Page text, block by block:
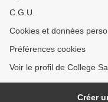
C.G.U.
Cookies et données
Préférences cookies
Voir le profil de College
Créer